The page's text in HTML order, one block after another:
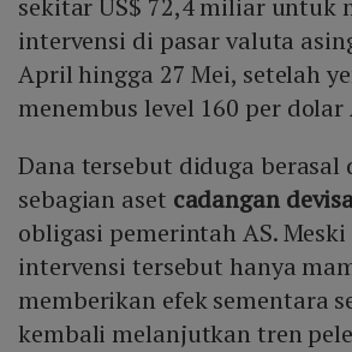
sekitar US$ 72,4 miliar untuk
intervensi di pasar valuta
April hingga 27 Mei, setelah
menembus level 160 per dolar
Dana tersebut diduga berasal
sebagian aset cadangan
obligasi pemerintah AS.
intervensi tersebut hanya
memberikan efek sementara
kembali melanjutkan tren